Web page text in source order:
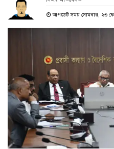
আপডেট সময় সোমবার, ২৩